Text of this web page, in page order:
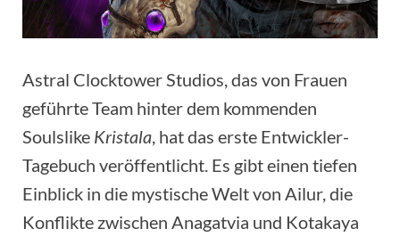
Astral Clocktower Studios, das von Frauen
geführte Team hinter dem kommenden
Soulslike Kristala, hat das erste Entwickler-
Tagebuch veröffentlicht. Es gibt einen tiefen
Einblick in die mystische Welt von Ailur, die
Konflikte zwischen Anagatvia und Kotakaya